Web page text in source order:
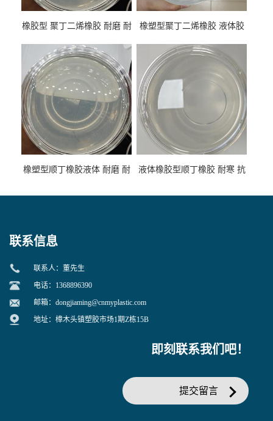
橡胶型 聚丁二烯橡胶 耐磨 耐
性
橡塑型聚丁二烯橡胶 液体胶
专用
橡塑型顺丁橡胶液体 耐磨 耐
液体橡胶型顺丁橡胶 耐寒 抗
联系信息
联系人：董先生
电话：1368896390
邮箱： dongjiaming@cnmyplastic.com
地址：樟木头镇塑胶市场1期Z栋15B
即刻联系我们吧！
提交留言